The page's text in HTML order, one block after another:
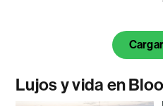
Lujos y vida en